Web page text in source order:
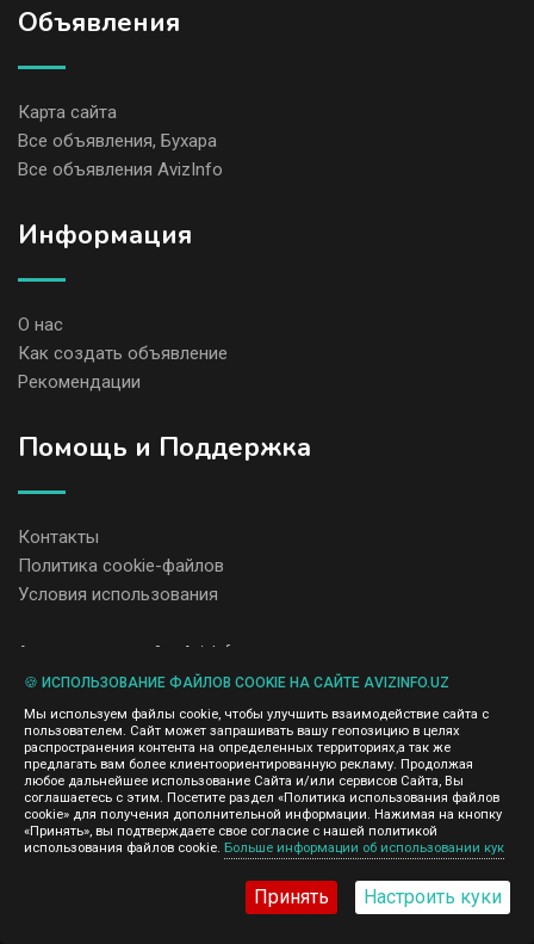
Объявления
Карта сайта
Все объявления, Бухара
Все объявления AvizInfo
Информация
О нас
Как создать объявление
Рекомендации
Помощь и Поддержка
Контакты
Политика cookie-файлов
Условия использования
Администрация сайта AvizInfo.uz не несет ответственность за
содержание размещенных объявлений.
Мы ценим конфиденциальность наших пользователей. Мы не
передаем и не продаем личную информацию зарегистрированных
пользователей AvizInfo.uz третьим лицам. Мы не отвечаем за
правила конфиденциальности сайтов на которые ссылается
AvizInfo.uz. На некоторых страницах нашего сайта представлена
реклама Google Adsense Advertising Network. Чтобы узнать
подробней о правилах конфиденциальности Googleнажмите тут
©2008-2026,AvizInfo.uz
🍪 ИСПОЛЬЗОВАНИЕ ФАЙЛОВ COOKIE НА САЙТЕ AVIZINFO.UZ
Мы используем файлы cookie, чтобы улучшить взаимодействие сайта с
пользователем. Сайт может запрашивать вашу геопозицию в целях
распространения контента на определенных территориях,а так же
предлагать вам более клиентоориентированную рекламу. Продолжая
любое дальнейшее использование Сайта и/или сервисов Сайта, Вы
соглашаетесь с этим. Посетите раздел «Политика использования файлов
cookie» для получения дополнительной информации. Нажимая на кнопку
«Принять», вы подтверждаете свое согласие с нашей политикой
использования файлов cookie. Больше информации об использовании кук
Принять Настроить куки